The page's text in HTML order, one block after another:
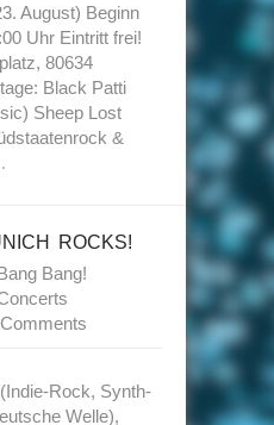
August) Beginn
Uhr Eintritt frei!
80634
Black Patti
Sheep Lost
&
ROCKS!
Bang!
Rock, Synth-
Welle),